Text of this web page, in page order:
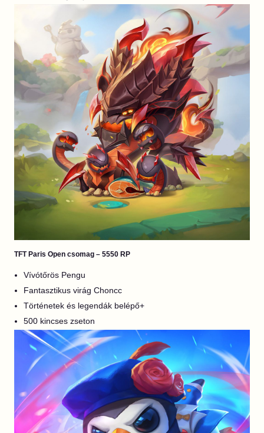
TFT Paris Open csomag – 5550 RP
Vívótőrös Pengu
Fantasztikus virág Choncc
Történetek és legendák belépő+
500 kincses zseton